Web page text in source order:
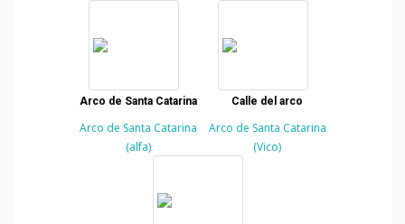
Arco de Santa Catarina
Arco de Santa Catarina
(alfa)
Calle del arco
Arco de Santa Catarina
(Vico)